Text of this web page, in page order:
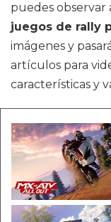
puedes
juegos de rally
imágenes y
artículos para
características y